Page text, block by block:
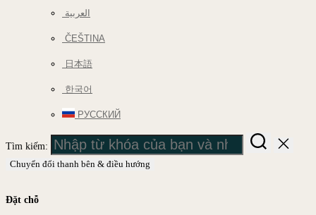
العربية
ČEŠTINA
日本語
한국어
РУССКИЙ
Tìm kiếm:
Chuyển đổi thanh bên & điều hướng
Đặt chỗ